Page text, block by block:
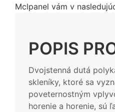
Mclpanel vám v
POPIS
Dvojstenná dutá
skleníky, ktoré sa
poveternostným
horenie a horenie, sú